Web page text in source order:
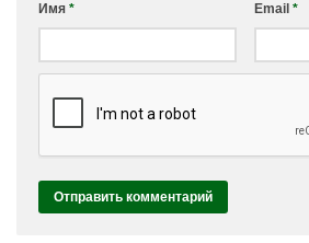
Имя * Email *